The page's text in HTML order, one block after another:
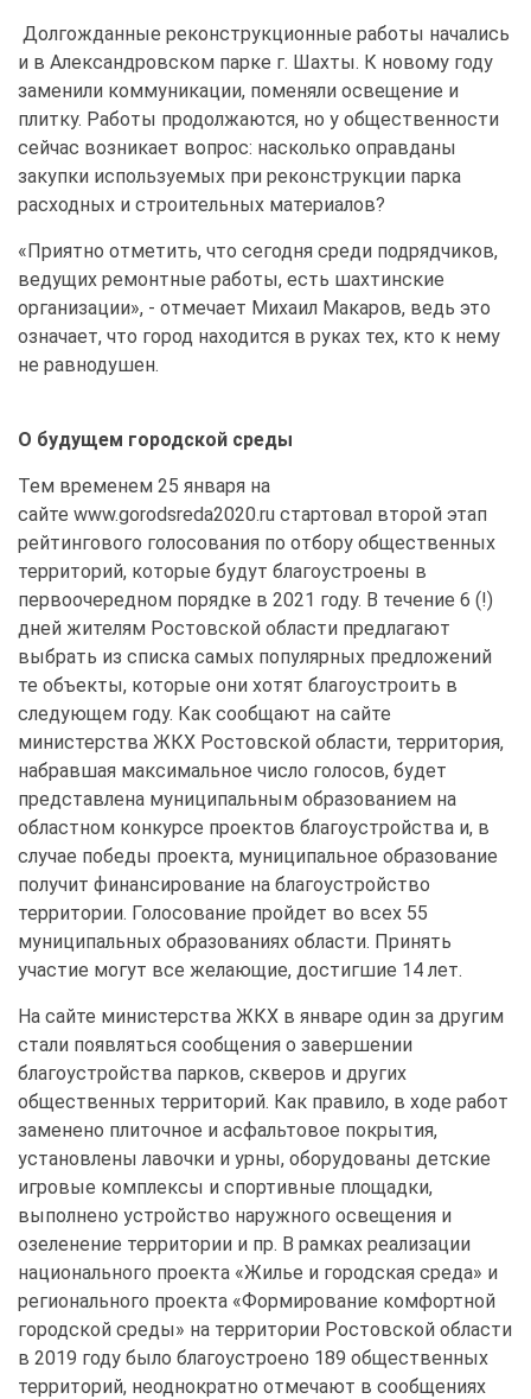
Долгожданные реконструкционные работы начались
и в Александровском парке г. Шахты. К новому году
заменили коммуникации, поменяли освещение и
плитку. Работы продолжаются, но у общественности
сейчас возникает вопрос: насколько оправданы
закупки используемых при реконструкции парка
расходных и строительных материалов?
«Приятно отметить, что сегодня среди подрядчиков,
ведущих ремонтные работы, есть шахтинские
организации», - отмечает Михаил Макаров, ведь это
означает, что город находится в руках тех, кто к нему
не равнодушен.
О будущем городской среды
Тем временем 25 января на
сайте www.gorodsreda2020.ru стартовал второй этап
рейтингового голосования по отбору общественных
территорий, которые будут благоустроены в
первоочередном порядке в 2021 году. В течение 6 (!)
дней жителям Ростовской области предлагают
выбрать из списка самых популярных предложений
те объекты, которые они хотят благоустроить в
следующем году. Как сообщают на сайте
министерства ЖКХ Ростовской области, территория,
набравшая максимальное число голосов, будет
представлена муниципальным образованием на
областном конкурсе проектов благоустройства и, в
случае победы проекта, муниципальное образование
получит финансирование на благоустройство
территории. Голосование пройдет во всех 55
муниципальных образованиях области. Принять
участие могут все желающие, достигшие 14 лет.
На сайте министерства ЖКХ в январе один за другим
стали появляться сообщения о завершении
благоустройства парков, скверов и других
общественных территорий. Как правило, в ходе работ
заменено плиточное и асфальтовое покрытия,
установлены лавочки и урны, оборудованы детские
игровые комплексы и спортивные площадки,
выполнено устройство наружного освещения и
озеленение территории и пр. В рамках реализации
национального проекта «Жилье и городская среда» и
регионального проекта «Формирование комфортной
городской среды» на территории Ростовской области
в 2019 году было благоустроено 189 общественных
территорий, неоднократно отмечают в сообщениях